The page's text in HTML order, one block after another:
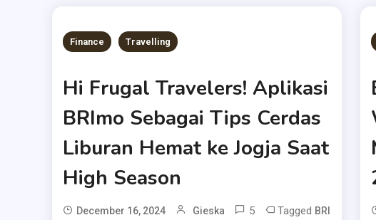
Finance Travelling
Hi Frugal Travelers! Aplikasi
BRImo Sebagai Tips Cerdas
Liburan Hemat ke Jogja Saat
High Season
December 16, 2024 Gieska 5 Tagged BRI